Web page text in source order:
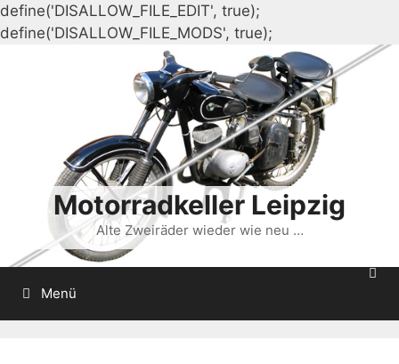
define('DISALLOW_FILE_EDIT', true);
define('DISALLOW_FILE_MODS', true);
Inhalt
springen
Motorradkeller Leipzig
Alte Zweiräder wieder wie neu …
Menü